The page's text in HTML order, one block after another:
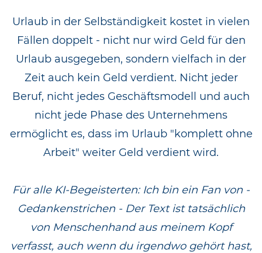
Urlaub in der Selbständigkeit kostet in vielen
Fällen doppelt - nicht nur wird Geld für den
Urlaub ausgegeben, sondern vielfach in der
Zeit auch kein Geld verdient. Nicht jeder
Beruf, nicht jedes Geschäftsmodell und auch
nicht jede Phase des Unternehmens
ermöglicht es, dass im Urlaub "komplett ohne
Arbeit" weiter Geld verdient wird.
Für alle KI-Begeisterten: Ich bin ein Fan von -
Gedankenstrichen - Der Text ist tatsächlich
von Menschenhand aus meinem Kopf
verfasst, auch wenn du irgendwo gehört hast,